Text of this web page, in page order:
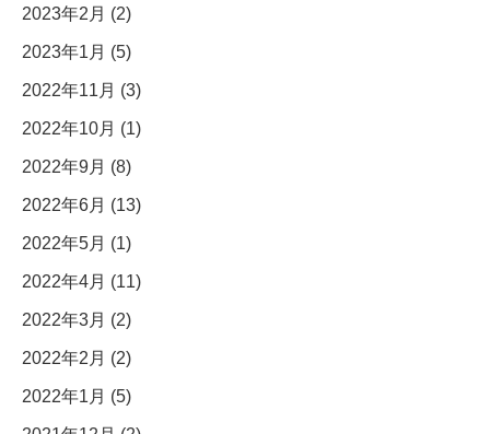
2023年2月 (2)
2023年1月 (5)
2022年11月 (3)
2022年10月 (1)
2022年9月 (8)
2022年6月 (13)
2022年5月 (1)
2022年4月 (11)
2022年3月 (2)
2022年2月 (2)
2022年1月 (5)